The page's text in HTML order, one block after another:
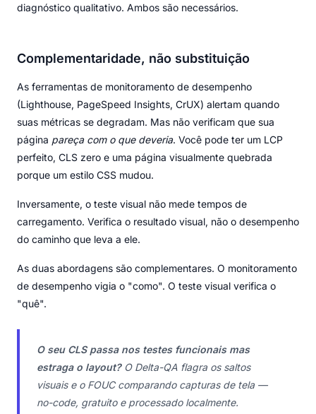
diagnóstico qualitativo. Ambos são necessários.
Complementaridade, não substituição
As ferramentas de monitoramento de desempenho
(Lighthouse, PageSpeed Insights, CrUX) alertam quando
suas métricas se degradam. Mas não verificam que sua
página pareça com o que deveria. Você pode ter um LCP
perfeito, CLS zero e uma página visualmente quebrada
porque um estilo CSS mudou.
Inversamente, o teste visual não mede tempos de
carregamento. Verifica o resultado visual, não o desempenho
do caminho que leva a ele.
As duas abordagens são complementares. O monitoramento
de desempenho vigia o "como". O teste visual verifica o
"quê".
O seu CLS passa nos testes funcionais mas
estraga o layout?O Delta-QA flagra os saltos
visuais e o FOUC comparando capturas de tela —
no-code, gratuito e processado localmente.